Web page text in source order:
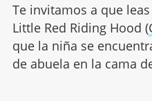
Te invitamos a que
Little Red Riding Hood (
que la niña se
de abuela en la cama